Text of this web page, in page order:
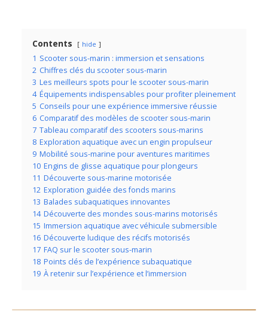
Contents hide
1 Scooter sous-marin : immersion et sensations
2 Chiffres clés du scooter sous-marin
3 Les meilleurs spots pour le scooter sous-marin
4 Équipements indispensables pour profiter pleinement
5 Conseils pour une expérience immersive réussie
6 Comparatif des modèles de scooter sous-marin
7 Tableau comparatif des scooters sous-marins
8 Exploration aquatique avec un engin propulseur
9 Mobilité sous-marine pour aventures maritimes
10 Engins de glisse aquatique pour plongeurs
11 Découverte sous-marine motorisée
12 Exploration guidée des fonds marins
13 Balades subaquatiques innovantes
14 Découverte des mondes sous-marins motorisés
15 Immersion aquatique avec véhicule submersible
16 Découverte ludique des récifs motorisés
17 FAQ sur le scooter sous-marin
18 Points clés de l’expérience subaquatique
19 À retenir sur l’expérience et l’immersion